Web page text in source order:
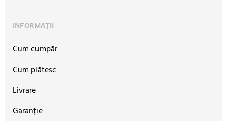
INFORMAȚII
Cum cumpăr
Cum plătesc
Livrare
Garanţie